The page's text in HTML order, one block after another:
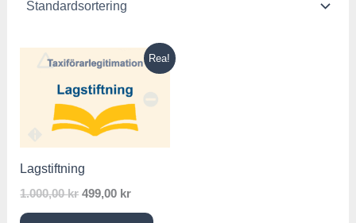
Rea!
Lagstiftning
1.000,00kr
ursprungliga
priset
1.000,00 kr.
499,00 kr
Det
nuvarande
priset
är:
499,00 kr.